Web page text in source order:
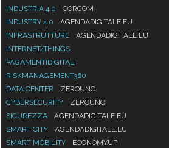
INDUSTRIA 4.0
CORCOM
INDUSTRY 4.0
AGENDADIGITALE.EU
INFRASTRUTTURE
AGENDADIGITALE.EU
INTERNET4THINGS
PAGAMENTIDIGITALI
RISKMANAGEMENT360
DATA CENTER
ZEROUNO
CYBERSECURITY
ZEROUNO
SICUREZZA
AGENDADIGITALE.EU
SMART CITY
AGENDADIGITALE.EU
SMART MOBILITY
ECONOMYUP